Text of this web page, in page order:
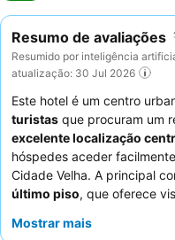
Resumo de avaliações
Resumido por inteligência
atualização: 30 Jul 2026
Este hotel é um centro
turistas que procuram um
excelente localização
hóspedes aceder
Cidade Velha. A principal
último piso, que oferece
e serviço excecionais
Mostrar mais